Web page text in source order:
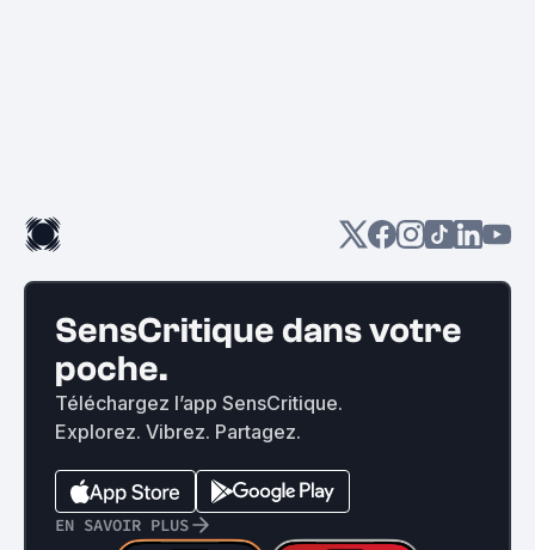
SensCritique dans votre
poche.
Téléchargez l’app SensCritique.
Explorez. Vibrez. Partagez.
EN SAVOIR PLUS